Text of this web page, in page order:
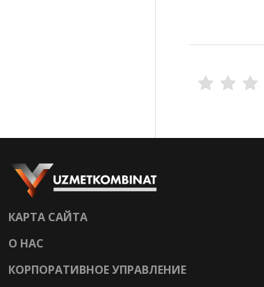
КАРТА САЙТА
О НАС
КОРПОРАТИВНОЕ УПРАВЛЕНИЕ